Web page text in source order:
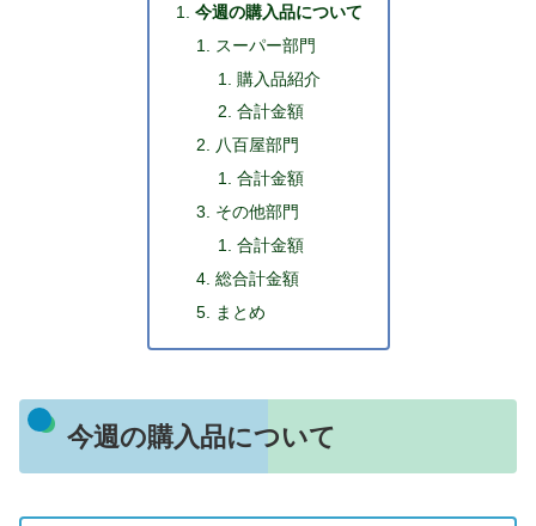
今週の購入品について
スーパー部門
購入品紹介
合計金額
八百屋部門
合計金額
その他部門
合計金額
総合計金額
まとめ
今週の購入品について